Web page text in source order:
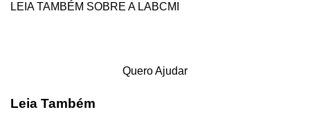
LEIA TAMBÉM SOBRE A LABCMI
Quero Ajudar
Leia Também